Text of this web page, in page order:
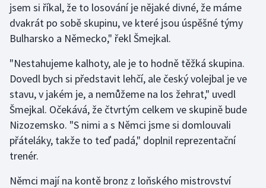
Gymnastika
Házená
Jezdectví
Judo
Krasobruslení
Lezení
Lyže a snowboard
jsem si říkal, že to losování je nějaké divné, že máme
dvakrát po sobě skupinu, ve které jsou úspěšné týmy
Bulharsko a Německo," řekl Šmejkal.
"Nestahujeme kalhoty, ale je to hodně těžká skupina.
Dovedl bych si představit lehčí, ale český volejbal je ve
stavu, v jakém je, a nemůžeme na los žehrat," uvedl
Šmejkal. Očekává, že čtvrtým celkem ve skupině bude
Nizozemsko. "S nimi a s Němci jsme si domlouvali
přáteláky, takže to teď padá," doplnil reprezentační
trenér.
Němci mají na kontě bronz z loňského mistrovství